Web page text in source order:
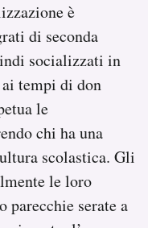
è
di seconda
socializzati in
tempi di don
le
chi ha una
scolastica. Gli
le loro
parecchie serate a